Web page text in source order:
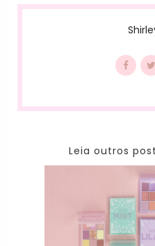
Leia outros